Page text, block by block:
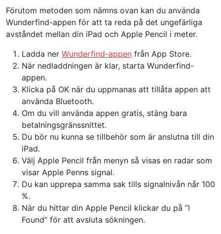
Förutom metoden som nämns ovan kan du använda
Wunderfind-appen för att ta reda på det ungefärliga
avståndet mellan din iPad och Apple Pencil i meter.
Ladda ner Wunderfind-appen från App Store.
När nedladdningen är klar, starta Wunderfind-
appen.
Klicka på OK när du uppmanas att tillåta appen att
använda Bluetooth.
Om du vill använda appen gratis, stäng bara
betalningsgränssnittet.
Du bör nu kunna se tillbehör som är anslutna till din
iPad.
Välj Apple Pencil från menyn så visas en radar som
visar Apple Penns signal.
Du kan upprepa samma sak tills signalnivån når 100
%.
När du hittar din Apple Pencil klickar du på ”I
Found” för att avsluta sökningen.